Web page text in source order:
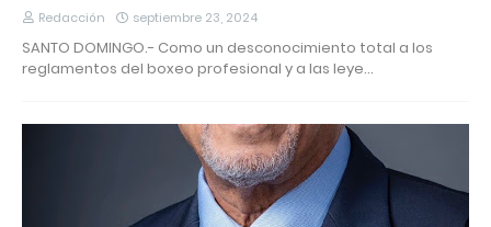
Redacción septiembre 23, 2024
SANTO DOMINGO.- Como un desconocimiento total a los
reglamentos del boxeo profesional y a las leye…